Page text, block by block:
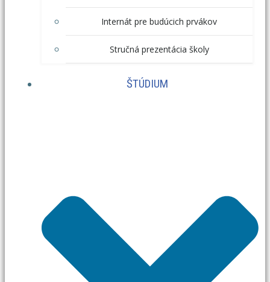
Internát pre budúcich prvákov
Stručná prezentácia školy
ŠTÚDIUM